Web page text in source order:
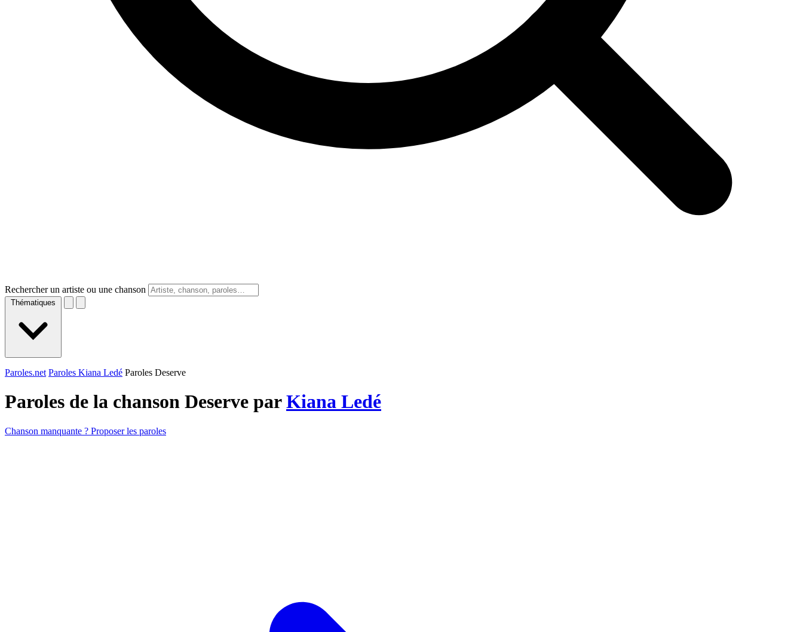
Rechercher un artiste ou une chanson
Thématiques
Paroles.net Paroles Kiana Ledé Paroles Deserve
Paroles de la chanson Deserve parKiana Ledé
Chanson manquante ? Proposer les paroles